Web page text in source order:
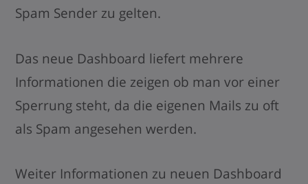
Spam Sender zu gelten.
Das neue Dashboard liefert mehrere
Informationen die zeigen ob man vor einer
Sperrung steht, da die eigenen Mails zu oft
als Spam angesehen werden.
Weiter Informationen zu neuen Dashboard